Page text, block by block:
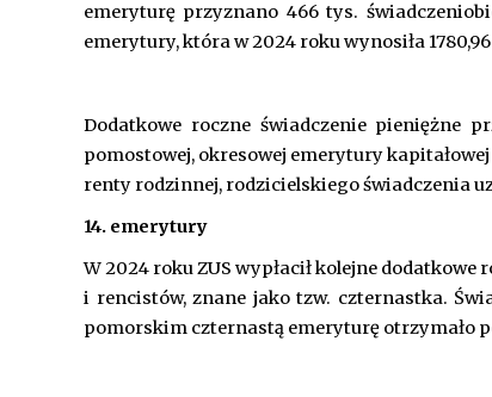
emeryturę przyznano 466 tys.
emerytury, która w 2024 roku wynosiła
Dodatkowe roczne świadczenie pieniężne
pomostowej, okresowej emerytury
renty rodzinnej, rodzicielskiego świadczenia
14. emerytury
W 2024 roku ZUS wypłacił kolejne
i rencistów, znane jako tzw. czternastka.
pomorskim czternastą emeryturę otrzymało